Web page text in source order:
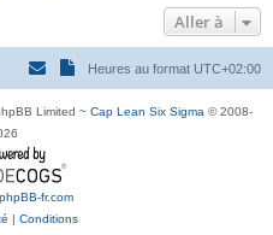
e
r
Aller à
Heures au format UTC+02:00
Limited ~ Cap Lean Six Sigma © 2008-
phpBB-fr.com
| Conditions